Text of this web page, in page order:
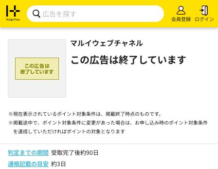
会員登録 ログイン
マルイウェブチャネル
この広告は終了しています
※現在表示されているポイント対象条件は、掲載終了時点のものです。
※掲載途中で、ポイント対象条件に変更があった場合は、お申し込み時のポイント対象条件
を達成していただければポイントの対象となります
判定までの期間 受取完了後約90日
通帳記載の目安 約3日